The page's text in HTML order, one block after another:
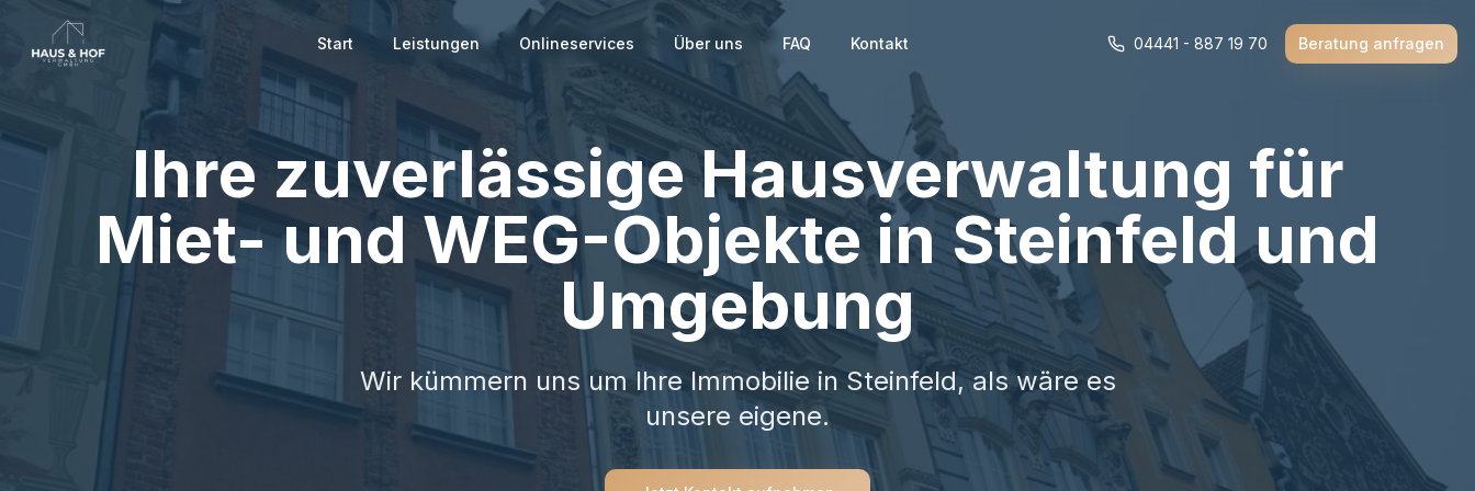
Start Leistungen Onlineservices Über uns FAQ Kontakt 04441 - 887 19 70 Beratung anfragen
Ihre zuverlässige Hausverwaltung für
Miet- und WEG-Objekte in Steinfeld und
Umgebung
Wir kümmern uns um Ihre Immobilie in Steinfeld, als wäre es
unsere eigene.